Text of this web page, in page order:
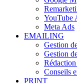
YouTube
Meta Ads
EMAILING
Gestion
Gestion
Conseils
PRINT